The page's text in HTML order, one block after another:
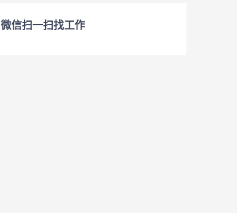
微信扫一扫找工作